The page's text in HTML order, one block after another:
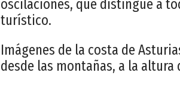
oscilaciones, que distingue a
turístico.
Imágenes de la costa de
desde las montañas, a la altura